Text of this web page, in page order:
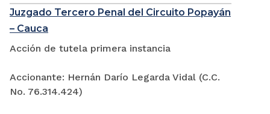
Juzgado Tercero Penal del Circuito Popayán
– Cauca
Acción de tutela primera instancia
Accionante: Hernán Darío Legarda Vidal (C.C.
No. 76.314.424)